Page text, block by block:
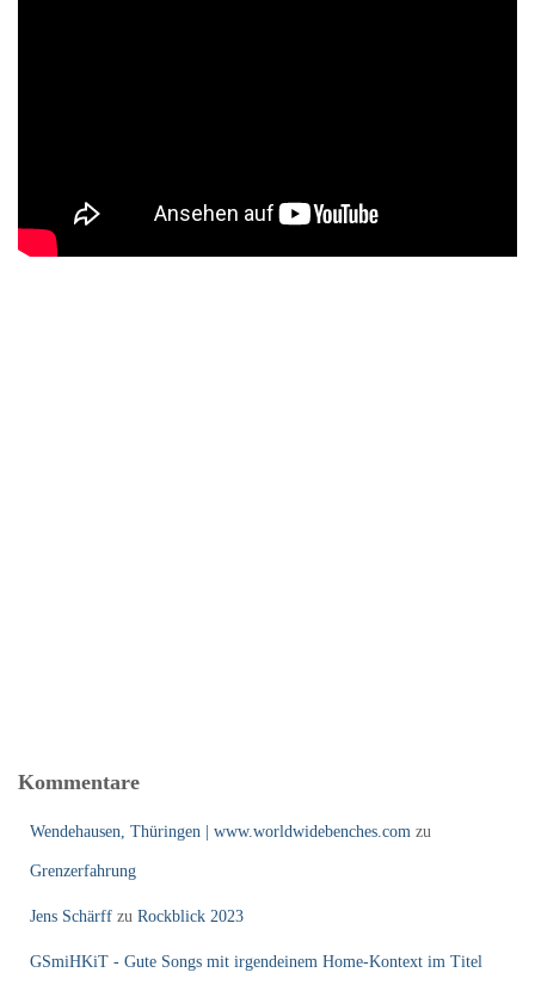
Kommentare
Wendehausen, Thüringen | www.worldwidebenches.com zu
Grenzerfahrung
Jens Schärff zu Rockblick 2023
GSmiHKiT - Gute Songs mit irgendeinem Home-Kontext im Titel